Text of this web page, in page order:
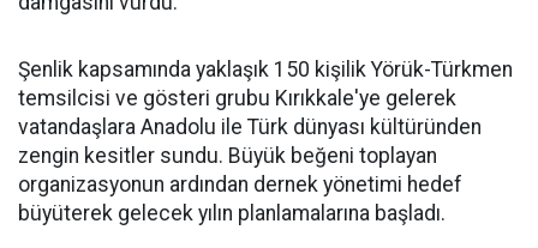
Şenlik kapsamında yaklaşık 150 kişilik Yörük-Türkmen
temsilcisi ve gösteri grubu Kırıkkale'ye gelerek
vatandaşlara Anadolu ile Türk dünyası kültüründen
zengin kesitler sundu. Büyük beğeni toplayan
organizasyonun ardından dernek yönetimi hedef
büyüterek gelecek yılın planlamalarına başladı.